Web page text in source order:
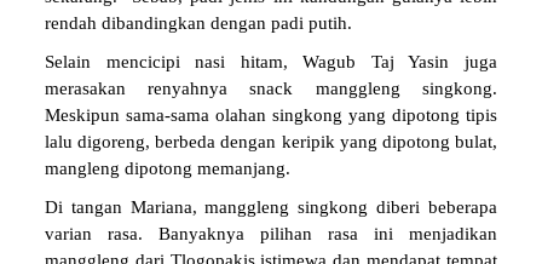
tutur Taj Yasin mempromosikan.
Taj Yasin mengaku, karena tidak terbiasa mengkonsumsi
beras hitam, dia merasakan hambar. Meski tidak seenak
beras putih, dengan lauk ikan asin dan sayur pakis yang
nikmat, rasa hambar nasi hitam bisa tersamarkan.
Budi, warga yang menyuguhkan sajian beras hitam
mengatakan, beras hitam adalah jenis beras varietas lokal
dari Tlogopakis yang membutuhkan lama untuk
memanennya. Dari menyemai hingga memanen butuh